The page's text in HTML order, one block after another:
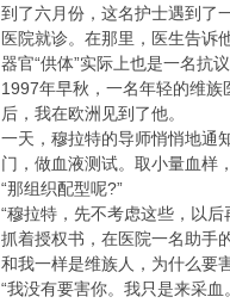
到了六月份，这名护士遇到了
医院就诊。在那里，医生告诉
器官“供体”实际上也是一名抗议
1997年早秋，一名年轻的维
后，我在欧洲见到了他。
一天，穆拉特的导师悄悄地通
门，做血液测试。取小量血样
“那组织配型呢?”
“穆拉特，先不考虑这些，以
抓着授权书，在医院一名助手
和我一样是维族人，为什么要
“我没有要害你。我只是来采血